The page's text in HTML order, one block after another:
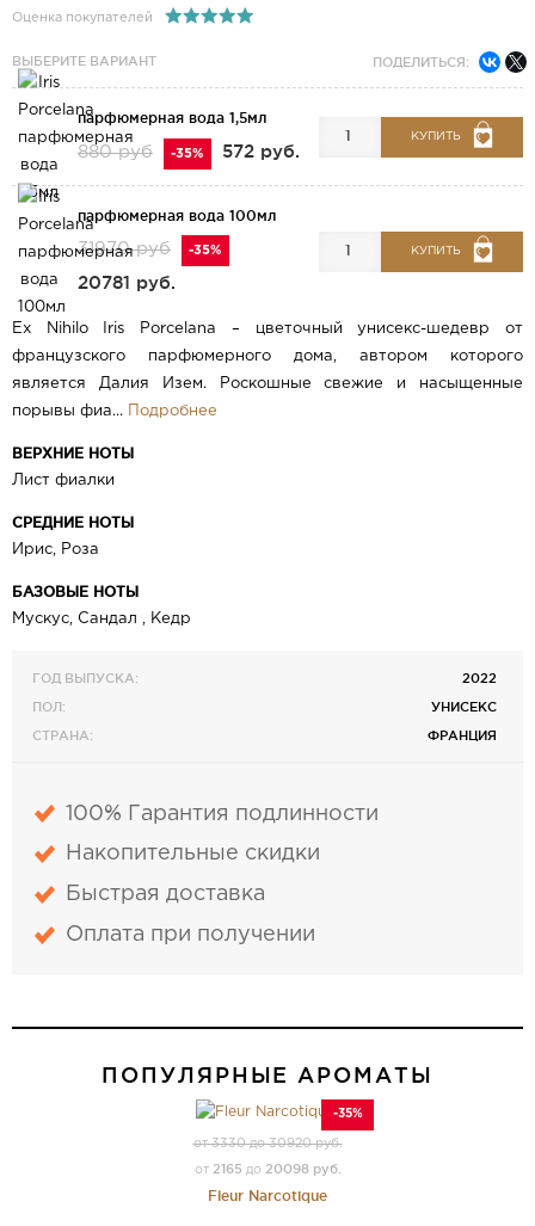
Оценка покупателей
ВЫБЕРИТЕ ВАРИАНТ ПОДЕЛИТЬСЯ:
парфюмерная вода 1,5мл
880 руб -35% 572 руб.
КУПИТЬ
парфюмерная вода 100мл
31970 руб -35%
20781 руб.
КУПИТЬ
Ex Nihilo Iris Porcelana – цветочный унисекс-шедевр от
французского парфюмерного дома, автором которого
является Далия Изем. Роскошные свежие и насыщенные
порывы фиа... Подробнее
ВЕРХНИЕ НОТЫ
Лист фиалки
СРЕДНИЕ НОТЫ
Ирис, Роза
БАЗОВЫЕ НОТЫ
Мускус, Сандал , Кедр
ГОД ВЫПУСКА:
2022
ПОЛ:
УНИСЕКС
СТРАНА:
ФРАНЦИЯ
100% Гарантия подлинности
Накопительные скидки
Быстрая доставка
Оплата при получении
ПОПУЛЯРНЫЕ АРОМАТЫ
-35%
от 3330 до 30920 руб.
от 2165 до 20098 руб.
Fleur Narcotique